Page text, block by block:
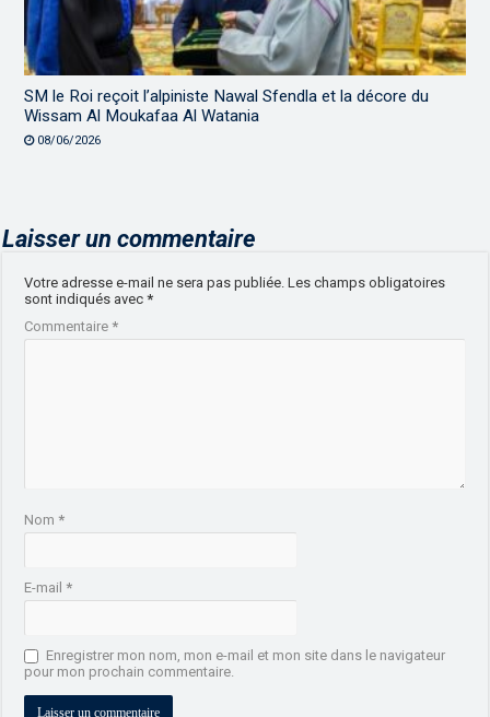
SM le Roi reçoit l’alpiniste Nawal Sfendla et la décore du
Wissam Al Moukafaa Al Watania
08/06/2026
Laisser un commentaire
Votre adresse e-mail ne sera pas publiée. Les champs obligatoires
sont indiqués avec*
Commentaire*
Nom*
E-mail*
Enregistrer mon nom, mon e-mail et mon site dans le navigateur
pour mon prochain commentaire.